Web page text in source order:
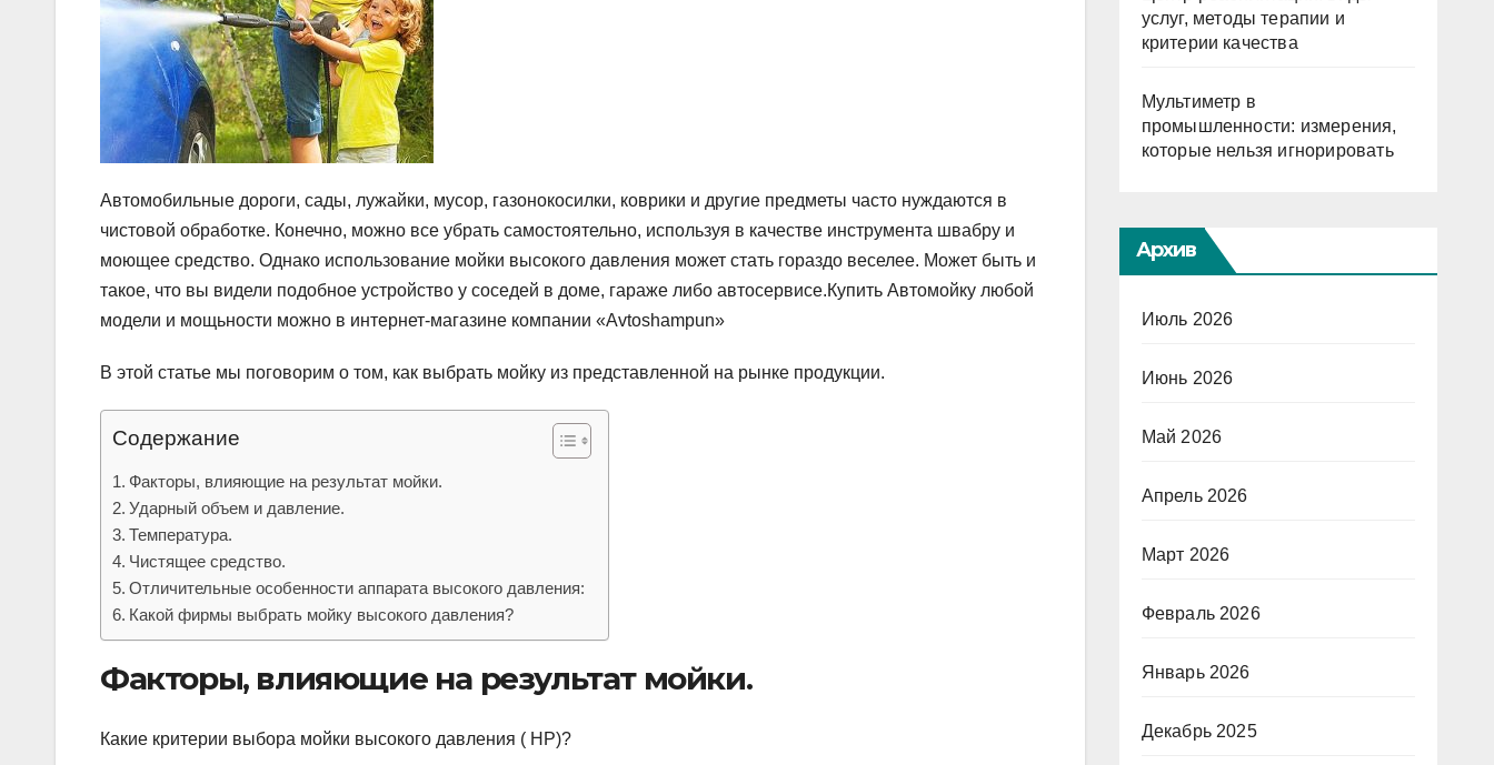
Автомобильные дороги, сады, лужайки, мусор, газонокосилки, коврики и другие предметы часто нуждаются в
чистовой обработке. Конечно, можно все убрать самостоятельно, используя в качестве инструмента швабру и
моющее средство. Однако использование мойки высокого давления может стать гораздо веселее. Может быть и
такое, что вы видели подобное устройство у соседей в доме, гараже либо автосервисе.Купить Автомойку любой
модели и мощьности можно в интернет-магазине компании «Avtoshampun»
В этой статье мы поговорим о том, как выбрать мойку из представленной на рынке продукции.
Содержание
Факторы, влияющие на результат мойки.
Ударный объем и давление.
Температура.
Чистящее средство.
Отличительные особенности аппарата высокого давления:
Какой фирмы выбрать мойку высокого давления?
Факторы, влияющие на результат мойки.
Какие критерии выбора мойки высокого давления ( HP)?
услуг, методы терапии и
критерии качества
Мультиметр в
промышленности: измерения,
которые нельзя игнорировать
Архив
Июль 2026
Июнь 2026
Май 2026
Апрель 2026
Март 2026
Февраль 2026
Январь 2026
Декабрь 2025